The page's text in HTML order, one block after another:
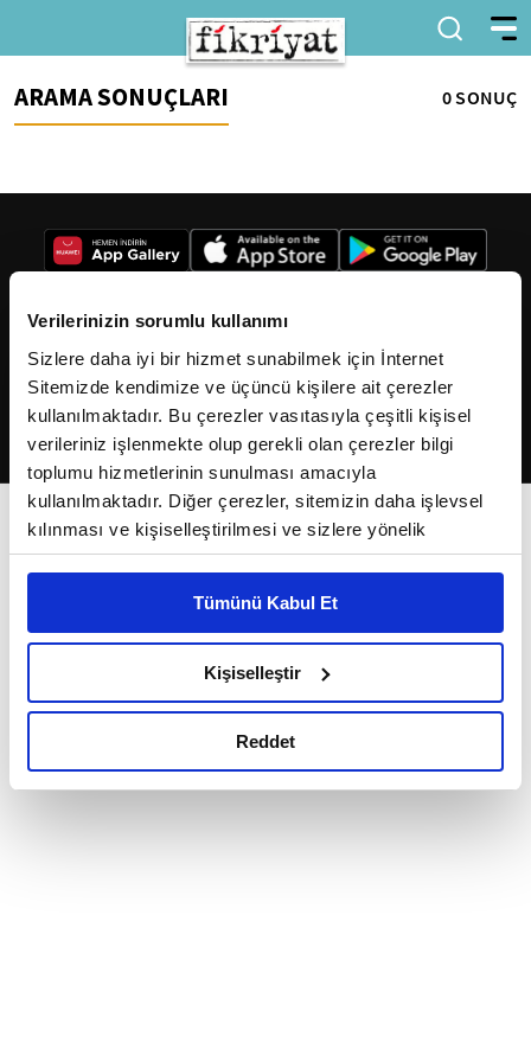
Verilerinizin sorumlu kullanımı
Sizlere daha iyi bir hizmet sunabilmek için İnternet
Sitemizde kendimize ve üçüncü kişilere ait çerezler
kullanılmaktadır. Bu çerezler vasıtasıyla çeşitli kişisel
verileriniz işlenmekte olup gerekli olan çerezler bilgi
toplumu hizmetlerinin sunulması amacıyla
kullanılmaktadır. Diğer çerezler, sitemizin daha işlevsel
kılınması ve kişiselleştirilmesi ve sizlere yönelik
reklam/pazarlama faaliyetlerinin yapılması, amaçlarıyla
Çerezlere ilişkin tercihlerinizi çerez paneli vasıtasıyla
belirleyebilirsiniz. Çerezlere ilişkin detaylı bilgi için
Ayarlar butonuna tıklayabilir,Çerez Bilgilendirme
Metnimizi ziyaret edebilirsiniz.
okumak ve sitemizi ziyaretiniz kapsamında
Tümünü Kabul Et
Kişiselleştir
Reddet
ARAMA SONUÇLARI 0 SONUÇ
2026Fikriyat. Tüm hakları saklıdır.